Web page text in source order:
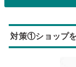
対策①ショップ